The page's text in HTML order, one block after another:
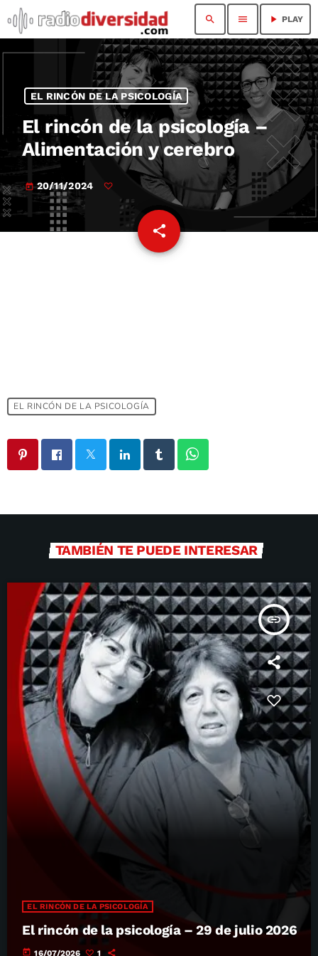
search menu play_arrow PLAY
EL RINCÓN DE LA PSICOLOGÍA
El rincón de la psicología –
Alimentación y cerebro
today 20/11/2024
share
email
EL RINCÓN DE LA PSICOLOGÍA
TAMBIÉN TE PUEDE INTERESAR
insert_link
EL RINCÓN DE LA PSICOLOGÍA
El rincón de la psicología – 29 de julio 2026
today 16/07/2026 1